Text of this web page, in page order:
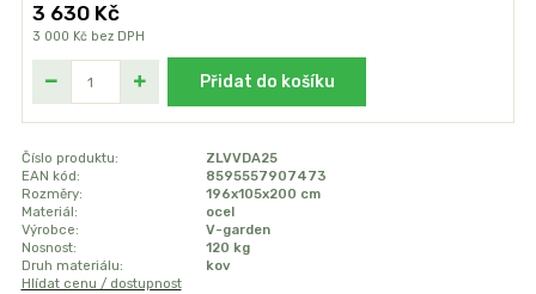
3 630 Kč
3 000 Kč bez DPH
Přidat do košíku
Číslo produktu:
ZLVVDA25
EAN kód:
8595557907473
Rozměry:
196x105x200 cm
Materiál:
ocel
Výrobce:
V-garden
Nosnost:
120 kg
Druh materiálu:
kov
Hlídat cenu / dostupnost